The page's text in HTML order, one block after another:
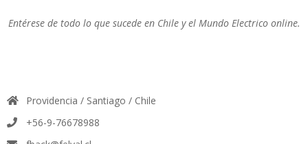
Entérese de todo lo que sucede en Chile y el Mundo Electrico online.
Providencia / Santiago / Chile
+56-9-76678988